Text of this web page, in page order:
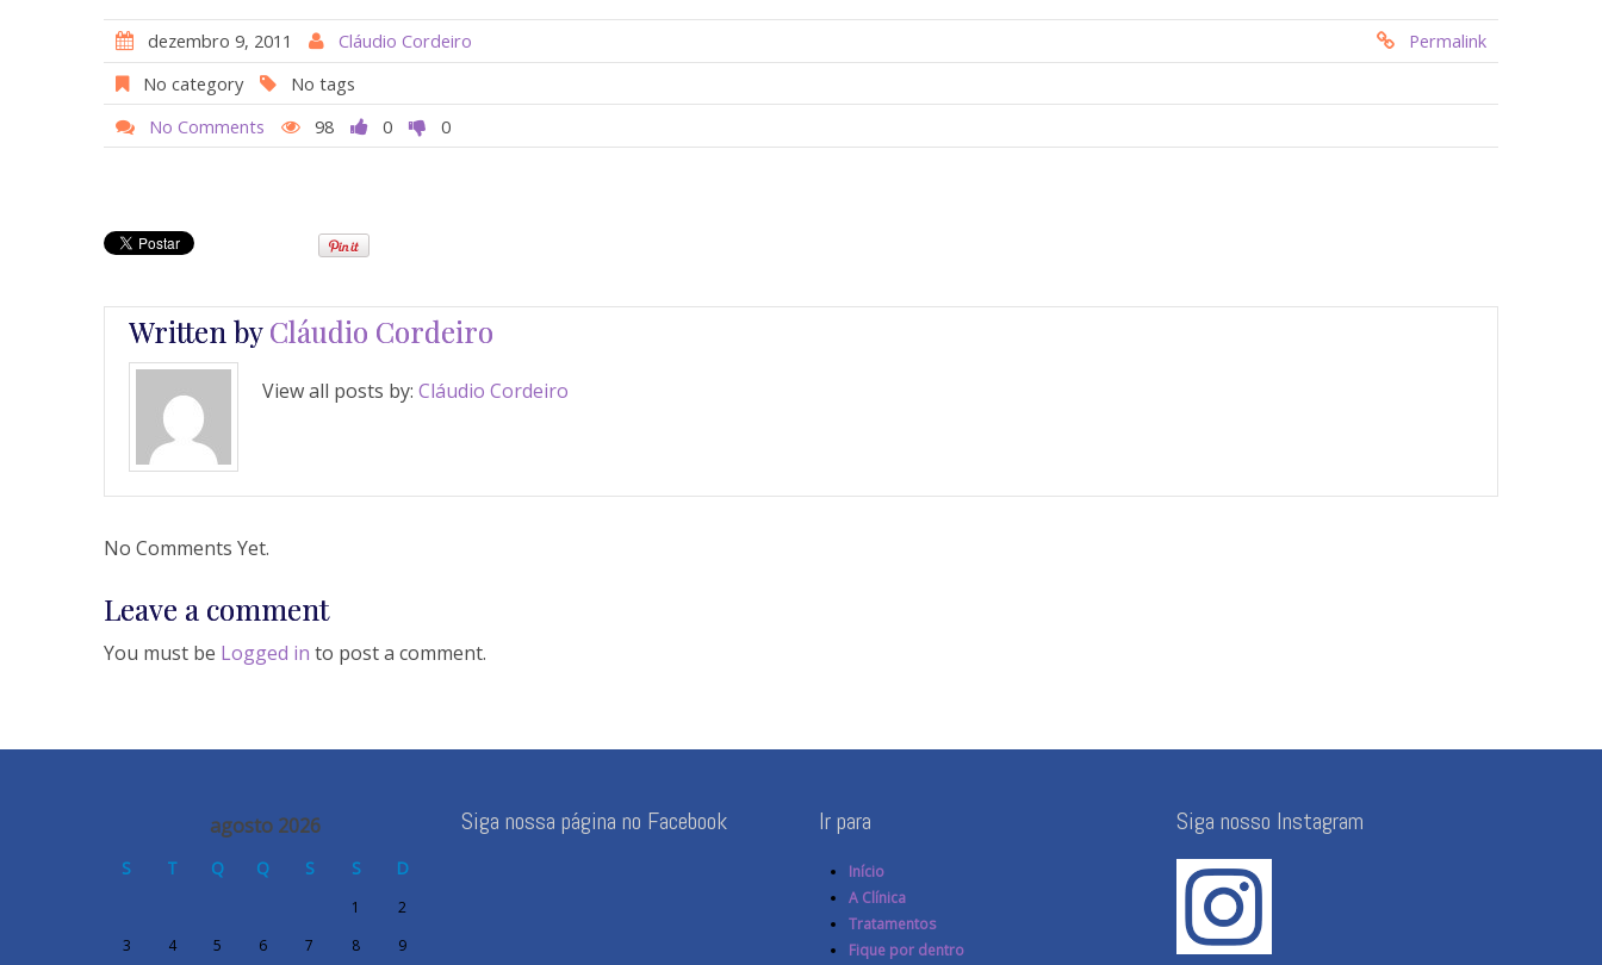
e
b
o
o
at
s
A
p
itt
er
er
e
st
dezembro 9, 2011 Cláudio Cordeiro
Permalink
No category
No tags
No Comments
98 0 0
Written byCláudio Cordeiro
View all posts by: Cláudio Cordeiro
No Comments Yet.
Leave a comment
You must be Logged in to post a comment.
agosto 2026
S T Q Q S S D
1
2
3
4 5 6 7 8 9
Siga nossa página no Facebook Ir para
Início
A Clínica
Tratamentos
Fique por dentro
Siga nosso Instagram